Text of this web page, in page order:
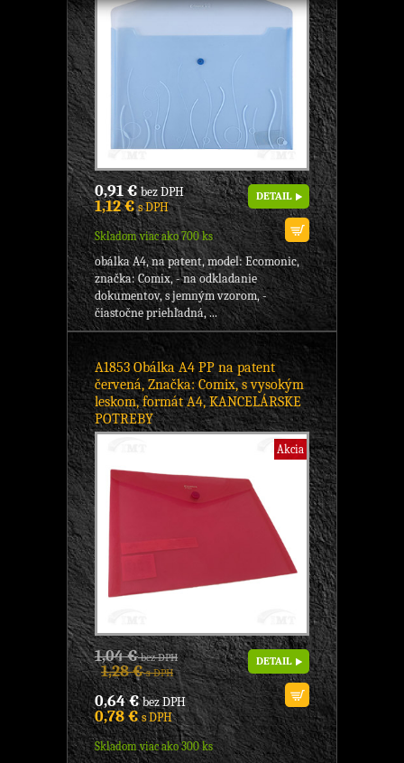
0,91 €bez DPH
1,12 €s DPH
Skladom viac ako 700 ks
DETAIL
obálka A4, na patent, model: Ecomonic,
značka: Comix, - na odkladanie
dokumentov, s jemným vzorom, -
čiastočne priehľadná, ...
A1853 Obálka A4 PP na patent
červená, Značka: Comix, s vysokým
leskom, formát A4, KANCELÁRSKE
POTREBY
Akcia
1,04 €bez DPH
1,28 €s DPH
0,64 €bez DPH
0,78 €s DPH
Skladom viac ako 300 ks
DETAIL